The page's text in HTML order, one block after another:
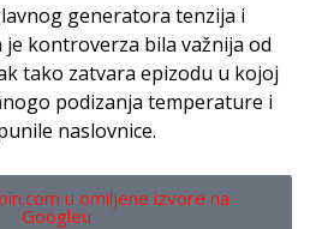
generatora tenzija i
kontroverza bila važnija od
tako zatvara epizodu u kojoj
podizanja temperature i
naslovnice.
u omiljene izvore na
Googleu